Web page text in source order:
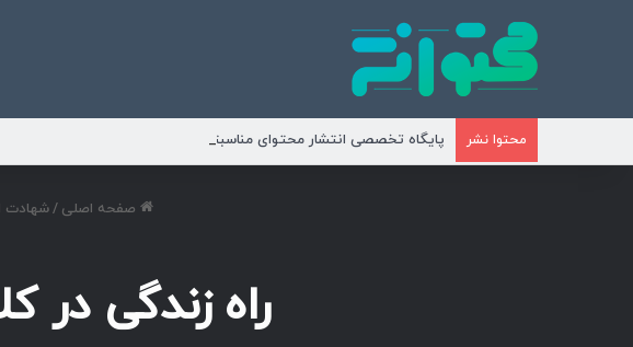
محتوا نشر پایگاه تخصصی انتشار محتوای مناسبتی و موضوعی
صفحه اصلی /شهادت
راه زندگی